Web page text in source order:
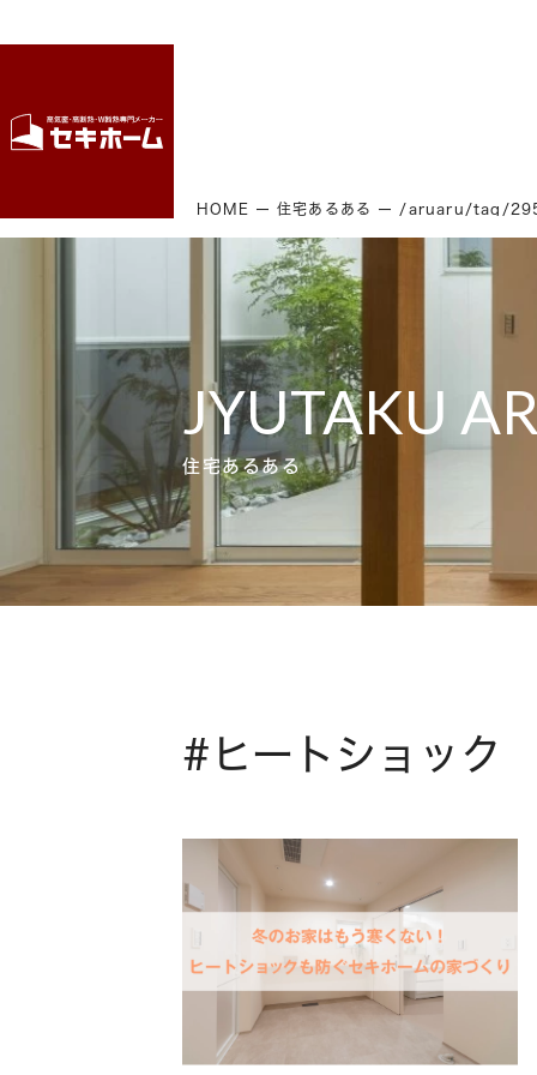
HOME 住宅あるある /aruaru/tag/
JYUTAKU
住宅あるある
#ヒートショック